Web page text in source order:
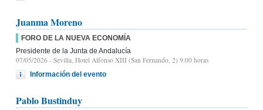
Juanma Moreno
FORO DE LA NUEVA ECONOMÍA
Presidente de la Junta de Andalucía
07/05/2026 - Sevilla, Hotel Alfonso XIII (San Fernando, 2) 9:00 horas
Información del evento
Pablo Bustinduy